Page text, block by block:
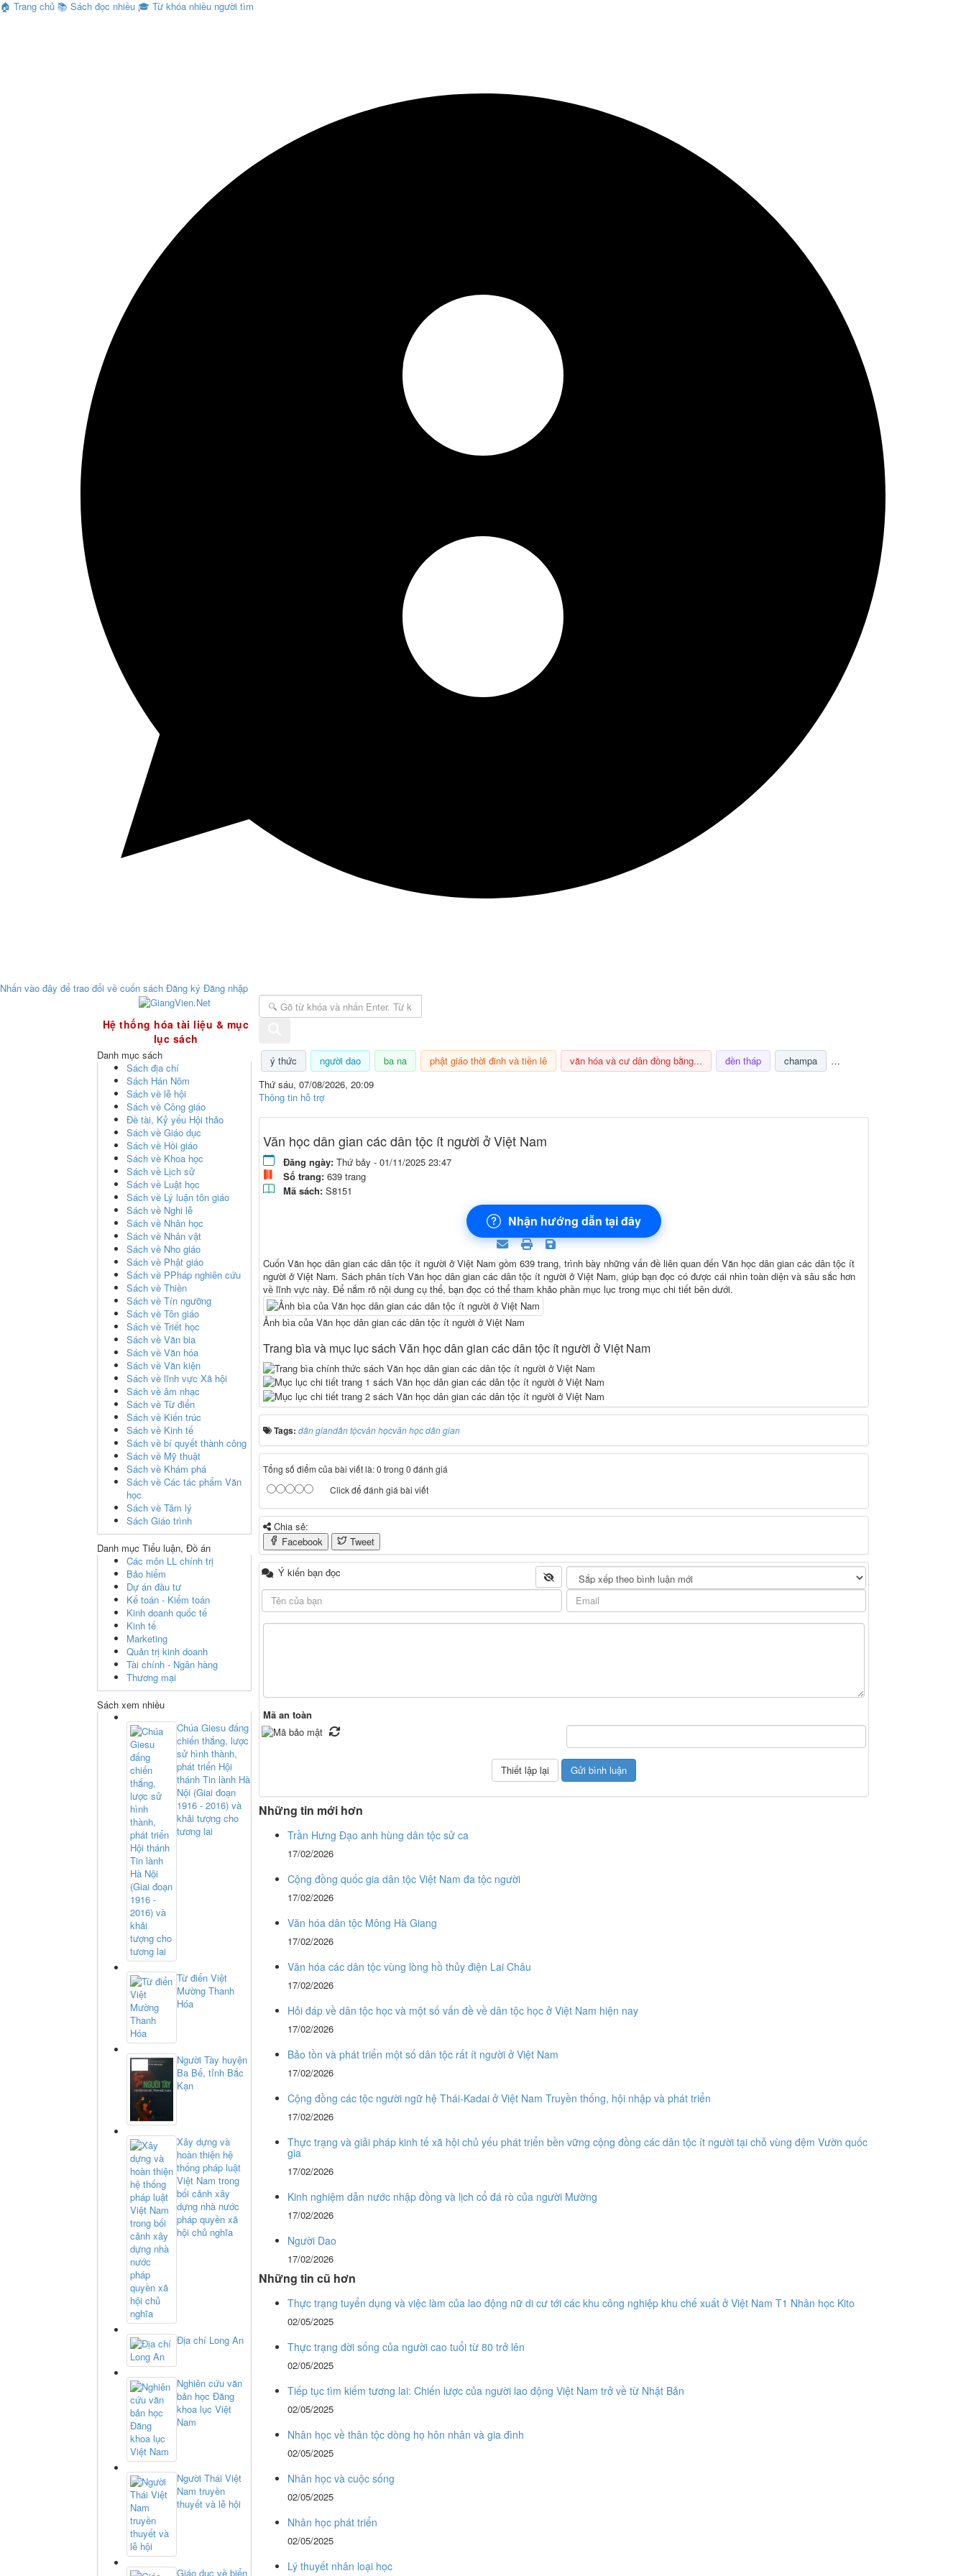
🏠 Trang chủ 📚 Sách đọc nhiều 🎓 Từ khóa nhiều người tìm
Nhấn vào đây để trao đổi về cuốn sách Đăng ký Đăng nhập
ý thức người dao ba na phật giáo thời đinh và tiền lê văn hóa và cư dân đồng bằng... đền tháp champa
Thứ sáu, 07/08/2026, 20:09
Thông tin hỗ trợ
Văn học dân gian các dân tộc ít người ở Việt Nam
Đăng ngày: Thứ bảy - 01/11/2025 23:47
Số trang: 639 trang
Mã sách: S8151
Nhận hướng dẫn tại đây
Cuốn Văn học dân gian các dân tộc ít người ở Việt Nam gồm 639 trang, trình bày những vấn đề liên quan đến Văn học dân gian các dân tộc ít
người ở Việt Nam. Sách phân tích Văn học dân gian các dân tộc ít người ở Việt Nam, giúp bạn đọc có được cái nhìn toàn diện và sâu sắc hơn
về lĩnh vực này. Để nắm rõ nội dung cụ thể, bạn đọc có thể tham khảo phần mục lục trong mục chi tiết bên dưới.
Ảnh bìa của Văn học dân gian các dân tộc ít người ở Việt Nam
Trang bìa và mục lục sách Văn học dân gian các dân tộc ít người ở Việt Nam
Tags: dân giandân tộcvăn họcvăn học dân gian
Tổng số điểm của bài viết là: 0 trong 0 đánh giá
Click để đánh giá bài viết
Chia sẻ:
Facebook
Tweet
Ý kiến bạn đọc
Mã an toàn
Những tin mới hơn
Trần Hưng Đạo anh hùng dân tộc sử ca
17/02/2026
Cộng đồng quốc gia dân tộc Việt Nam đa tộc người
17/02/2026
Văn hóa dân tộc Mông Hà Giang
17/02/2026
Văn hóa các dân tộc vùng lòng hồ thủy điện Lai Châu
17/02/2026
Hỏi đáp về dân tộc học và một số vấn đề về dân tộc học ở Việt Nam hiện nay
17/02/2026
Bảo tồn và phát triển một số dân tộc rất ít người ở Việt Nam
17/02/2026
Cộng đồng các tộc người ngữ hệ Thái-Kadai ở Việt Nam Truyền thống, hội nhập và phát triển
17/02/2026
Thực trạng và giải pháp kinh tế xã hội chủ yếu phát triển bền vững cộng đồng các dân tộc ít người tại chỗ vùng đệm Vườn quốc
gia
17/02/2026
Kinh nghiệm dẫn nước nhập đồng và lịch cổ đá rò của người Mường
17/02/2026
Người Dao
17/02/2026
Những tin cũ hơn
Thực trạng tuyển dụng và việc làm của lao động nữ di cư tới các khu công nghiệp khu chế xuất ở Việt Nam T1 Nhân học Kito
02/05/2025
Thực trạng đời sống của người cao tuổi từ 80 trở lên
02/05/2025
Tiếp tục tìm kiếm tương lai: Chiến lược của người lao động Việt Nam trở về từ Nhật Bản
02/05/2025
Nhân học về thân tộc dòng họ hôn nhân và gia đình
02/05/2025
Nhân học và cuộc sống
02/05/2025
Nhân học phát triển
02/05/2025
Lý thuyết nhân loại học
GiangVien.Net - Hệ thống hóa tài liệu & mục lục sách
Hệ thống hóa tài liệu & mục
lục sách
Danh mục sách
Sách địa chí
Sách Hán Nôm
Sách về lễ hội
Sách về Công giáo
Đề tài, Kỷ yếu Hội thảo
Sách về Giáo dục
Sách về Hồi giáo
Sách về Khoa học
Sách về Lịch sử
Sách về Luật học
Sách về Lý luận tôn giáo
Sách về Nghi lễ
Sách về Nhân học
Sách về Nhân vật
Sách về Nho giáo
Sách về Phật giáo
Sách về PPháp nghiên cứu
Sách về Thiền
Sách về Tín ngưỡng
Sách về Tôn giáo
Sách về Triết học
Sách về Văn bia
Sách về Văn hóa
Sách về Văn kiện
Sách về lĩnh vực Xã hội
Sách về âm nhạc
Sách về Từ điển
Sách về Kiến trúc
Sách về Kinh tế
Sách về bí quyết thành công
Sách về Mỹ thuật
Sách về Khám phá
Sách về Các tác phẩm Văn
học
Sách về Tâm lý
Sách Giáo trình
Danh mục Tiểu luận, Đồ án
Các môn LL chính trị
Bảo hiểm
Dự án đầu tư
Kế toán - Kiểm toán
Kinh doanh quốc tế
Kinh tế
Marketing
Quản trị kinh doanh
Tài chính - Ngân hàng
Thương mại
Sách xem nhiều
Chúa Giesu đấng
chiến thắng, lược
sử hình thành,
phát triển Hội
thánh Tin lành Hà
Nội (Giai đoạn
1916 - 2016) và
khải tượng cho
tương lai
Từ điển Việt
Mường Thanh
Hóa
Người Tày huyện
Ba Bể, tỉnh Bắc
Kạn
Xây dựng và
hoàn thiện hệ
thống pháp luật
Việt Nam trong
bối cảnh xây
dựng nhà nước
pháp quyền xã
hội chủ nghĩa
Địa chí Long An
Nghiên cứu văn
bản học Đăng
khoa lục Việt
Nam
Người Thái Việt
Nam truyền
thuyết và lễ hội
Giáo dục về biển